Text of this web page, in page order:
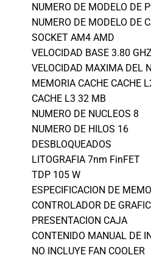
NUMERO DE MODELO DE
NUMERO DE MODELO DE
SOCKET AM4 AMD
VELOCIDAD BASE 3.80 GHZ
VELOCIDAD MAXIMA DEL
MEMORIA CACHE CACHE
CACHE L3 32 MB
NUMERO DE NUCLEOS 8
NUMERO DE HILOS 16
DESBLOQUEADOS
LITOGRAFIA 7nm FinFET
TDP 105 W
ESPECIFICACION DE
CONTROLADOR DE
PRESENTACION CAJA
CONTENIDO MANUAL DE
NO INCLUYE FAN COOLER